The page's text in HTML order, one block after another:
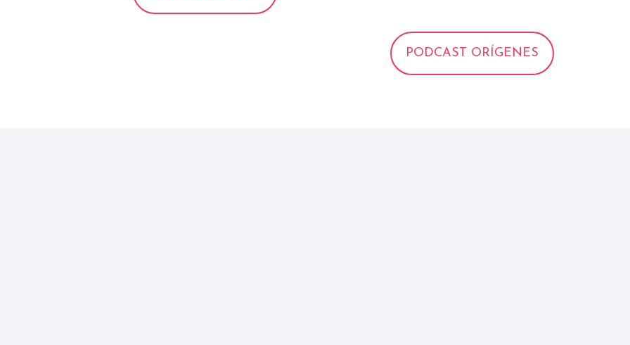
PODCAST ORÍGENES